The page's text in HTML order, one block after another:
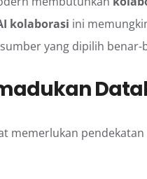
kolaborasi ini
yang dipilih benar-
memerlukan